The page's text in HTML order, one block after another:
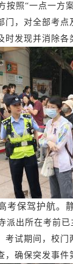
按照“一点一方
门，对全部考
发现并消除各
考保驾护航。
派出所在考前
考试期间，校
确保突发事件